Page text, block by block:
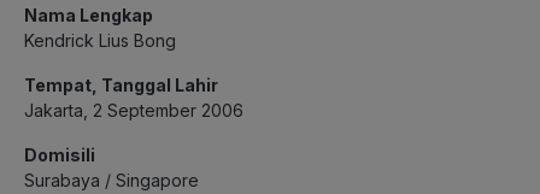
Nama Lengkap
Kendrick Lius Bong
Tempat, Tanggal Lahir
Jakarta, 2 September 2006
Domisili
Surabaya / Singapore